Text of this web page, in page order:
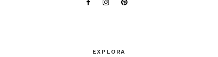
EXPLORA